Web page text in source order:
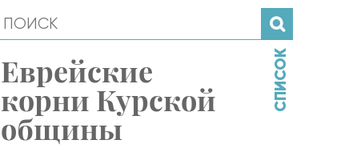
Еврейские
корни Курской
общины
СПИСОК